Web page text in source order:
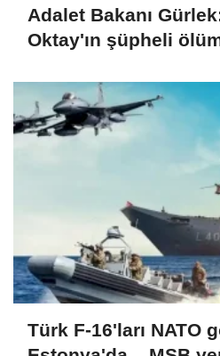
Adalet Bakanı
Oktay'ın şüpheli
Türk F-16'ları NATO